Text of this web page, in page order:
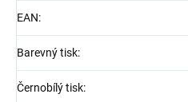
EAN:
Barevný tisk:
Černobílý tisk: